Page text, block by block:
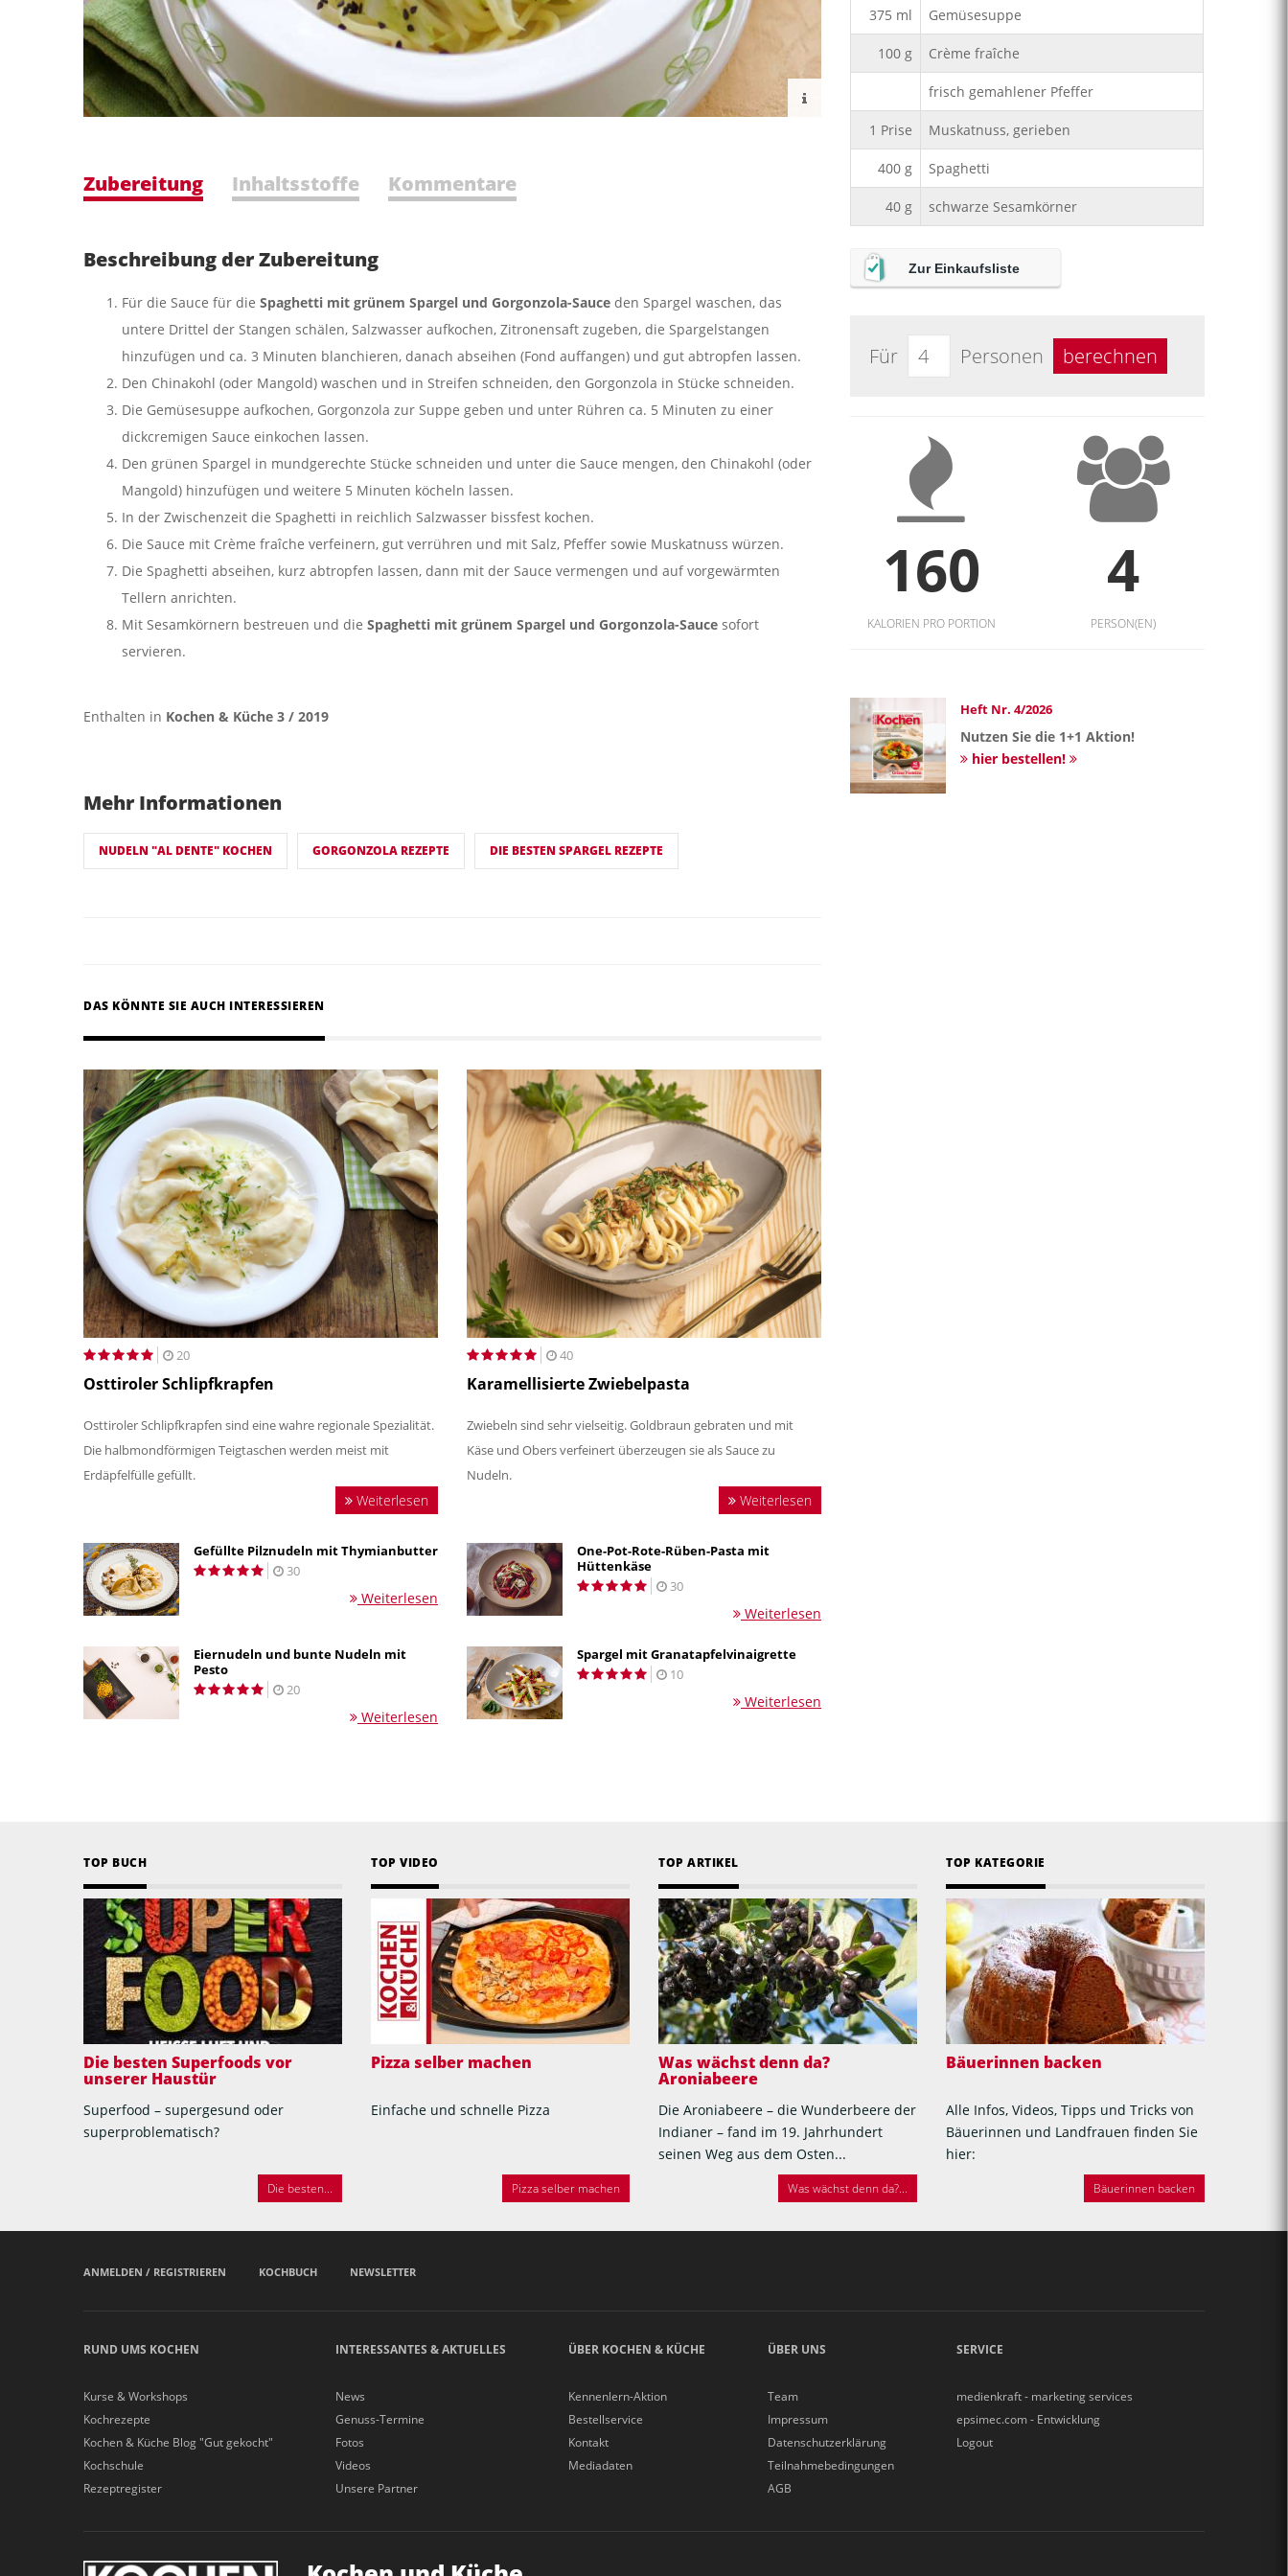
Zubereitung Inhaltsstoffe Kommentare
Beschreibung der Zubereitung
Für die Sauce für die Spaghetti mit grünem Spargel und Gorgonzola-Sauce den Spargel waschen, das
untere Drittel der Stangen schälen, Salzwasser aufkochen, Zitronensaft zugeben, die Spargelstangen
hinzufügen und ca. 3 Minuten blanchieren, danach abseihen (Fond auffangen) und gut abtropfen lassen.
Den Chinakohl (oder Mangold) waschen und in Streifen schneiden, den Gorgonzola in Stücke schneiden.
Die Gemüsesuppe aufkochen, Gorgonzola zur Suppe geben und unter Rühren ca. 5 Minuten zu einer
dickcremigen Sauce einkochen lassen.
Den grünen Spargel in mundgerechte Stücke schneiden und unter die Sauce mengen, den Chinakohl (oder
Mangold) hinzufügen und weitere 5 Minuten köcheln lassen.
In der Zwischenzeit die Spaghetti in reichlich Salzwasser bissfest kochen.
Die Sauce mit Crème fraîche verfeinern, gut verrühren und mit Salz, Pfeffer sowie Muskatnuss würzen.
Die Spaghetti abseihen, kurz abtropfen lassen, dann mit der Sauce vermengen und auf vorgewärmten
Tellern anrichten.
Mit Sesamkörnern bestreuen und die Spaghetti mit grünem Spargel und Gorgonzola-Sauce sofort
servieren.
Enthalten in Kochen & Küche 3 / 2019
Mehr Informationen
NUDELN "AL DENTE" KOCHEN GORGONZOLA REZEPTE DIE BESTEN SPARGEL REZEPTE
DAS KÖNNTE SIE AUCH INTERESSIEREN
20
Osttiroler Schlipfkrapfen
Osttiroler Schlipfkrapfen sind eine wahre regionale Spezialität.
Die halbmondförmigen Teigtaschen werden meist mit
Erdäpfelfülle gefüllt.
Weiterlesen
40
Karamellisierte Zwiebelpasta
Zwiebeln sind sehr vielseitig. Goldbraun gebraten und mit
Käse und Obers verfeinert überzeugen sie als Sauce zu
Nudeln.
Weiterlesen
Gefüllte Pilznudeln mit Thymianbutter
30
Weiterlesen
One-Pot-Rote-Rüben-Pasta mit
Hüttenkäse
30
Weiterlesen
Eiernudeln und bunte Nudeln mit
Pesto
20
Weiterlesen
Spargel mit Granatapfelvinaigrette
10
Weiterlesen
375 ml Gemüsesuppe
100 g Crème fraîche
frisch gemahlener Pfeffer
1 Prise Muskatnuss, gerieben
400 g Spaghetti
40 g schwarze Sesamkörner
Zur Einkaufsliste
Für Personen berechnen
160
KALORIEN PRO PORTION
4
PERSON(EN)
Heft Nr. 4/2026
Nutzen Sie die 1+1 Aktion!
hier bestellen!
TOP BUCH
Die besten Superfoods vor
unserer Haustür
Superfood – supergesund oder
superproblematisch?
Die besten...
TOP VIDEO
Pizza selber machen
Einfache und schnelle Pizza
Pizza selber machen
TOP ARTIKEL
Was wächst denn da?
Aroniabeere
Die Aroniabeere – die Wunderbeere der
Indianer – fand im 19. Jahrhundert
seinen Weg aus dem Osten...
Was wächst denn da?...
TOP KATEGORIE
Bäuerinnen backen
Alle Infos, Videos, Tipps und Tricks von
Bäuerinnen und Landfrauen finden Sie
hier:
Bäuerinnen backen
ANMELDEN / REGISTRIEREN KOCHBUCH NEWSLETTER
RUND UMS KOCHEN
Kurse & Workshops
Kochrezepte
Kochen & Küche Blog "Gut gekocht"
Kochschule
Rezeptregister
INTERESSANTES & AKTUELLES
News
Genuss-Termine
Fotos
Videos
Unsere Partner
ÜBER KOCHEN & KÜCHE
Kennenlern-Aktion
Bestellservice
Kontakt
Mediadaten
ÜBER UNS
Team
Impressum
Datenschutzerklärung
Teilnahmebedingungen
AGB
SERVICE
medienkraft - marketing services
epsimec.com - Entwicklung
Logout